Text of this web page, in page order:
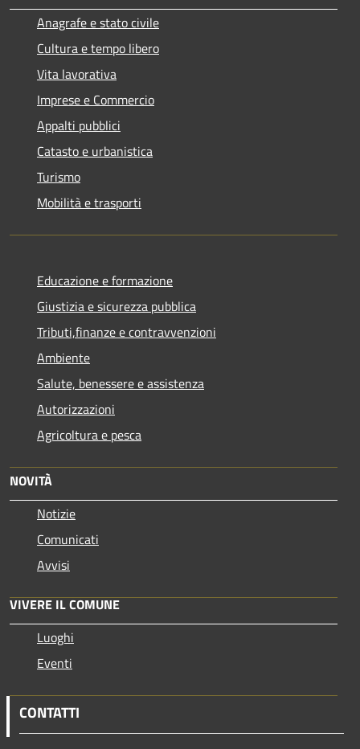
Anagrafe e stato civile
Cultura e tempo libero
Vita lavorativa
Imprese e Commercio
Appalti pubblici
Catasto e urbanistica
Turismo
Mobilità e trasporti
Educazione e formazione
Giustizia e sicurezza pubblica
Tributi,finanze e contravvenzioni
Ambiente
Salute, benessere e assistenza
Autorizzazioni
Agricoltura e pesca
NOVITÀ
Notizie
Comunicati
Avvisi
VIVERE IL COMUNE
Luoghi
Eventi
CONTATTI